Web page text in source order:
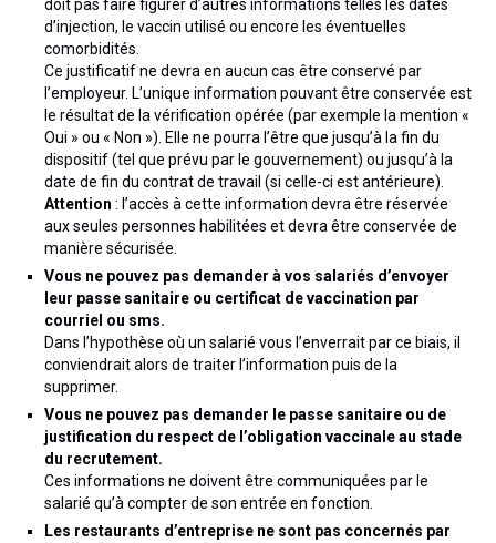
doit pas faire figurer d’autres informations telles les dates
d’injection, le vaccin utilisé ou encore les éventuelles
comorbidités.
Ce justificatif ne devra en aucun cas être conservé par
l’employeur. L’unique information pouvant être conservée est
le résultat de la vérification opérée (par exemple la mention «
Oui » ou « Non »). Elle ne pourra l’être que jusqu’à la fin du
dispositif (tel que prévu par le gouvernement) ou jusqu’à la
date de fin du contrat de travail (si celle-ci est antérieure).
Attention : l’accès à cette information devra être réservée
aux seules personnes habilitées et devra être conservée de
manière sécurisée.
Vous ne pouvez pas demander à vos salariés d’envoyer
leur passe sanitaire ou certificat de vaccination par
courriel ou sms.
Dans l’hypothèse où un salarié vous l’enverrait par ce biais, il
conviendrait alors de traiter l’information puis de la
supprimer.
Vous ne pouvez pas demander le passe sanitaire ou de
justification du respect de l’obligation vaccinale au stade
du recrutement.
Ces informations ne doivent être communiquées par le
salarié qu’à compter de son entrée en fonction.
Les restaurants d’entreprise ne sont pas concernés par